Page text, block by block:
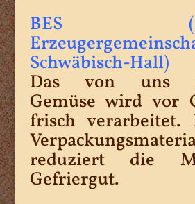
BES
Schwäbisch-Hall)
Das von uns
Gemüse wird vor
frisch verarbeitet.
reduziert die
Gefriergut.